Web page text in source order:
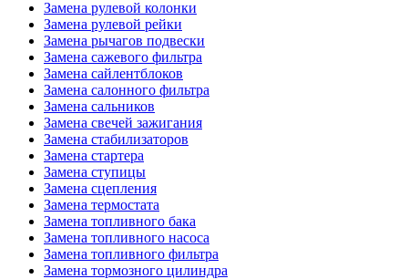
Замена рулевой колонки
Замена рулевой рейки
Замена рычагов подвески
Замена сажевого фильтра
Замена сайлентблоков
Замена салонного фильтра
Замена сальников
Замена свечей зажигания
Замена стабилизаторов
Замена стартера
Замена ступицы
Замена сцепления
Замена термостата
Замена топливного бака
Замена топливного насоса
Замена топливного фильтра
Замена тормозного цилиндра